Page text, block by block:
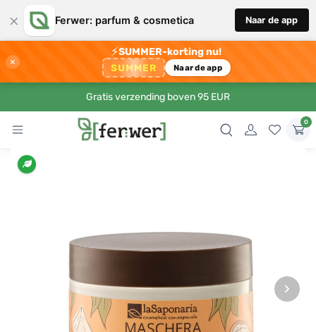
× Ferwer: parfum & cosmetica Naar de app
×
⚡SUMMER-korting nu!
SUMMER Naar de app
Gratis verzending boven 95 EUR
0
›